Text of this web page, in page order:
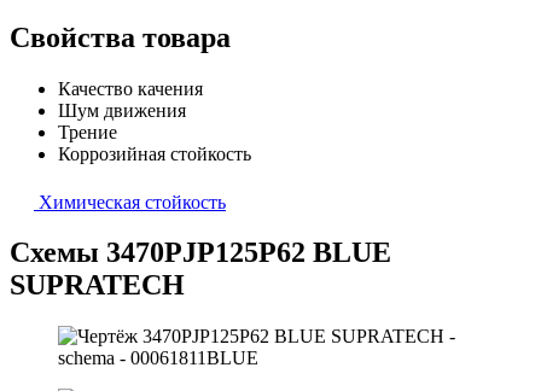
Свойства товара
Качество качения
Шум движения
Трение
Коррозийная стойкость
Химическая стойкость
Схемы 3470PJP125P62 BLUE
SUPRATECH